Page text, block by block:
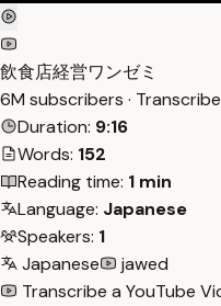
飲食店経営ワンゼミ
6M subscribers ·
Duration: 9:16
Words: 152
Reading time: 1 min
Language: Japanese
Speakers: 1
Japanese
jawed
Transcribe a YouTube